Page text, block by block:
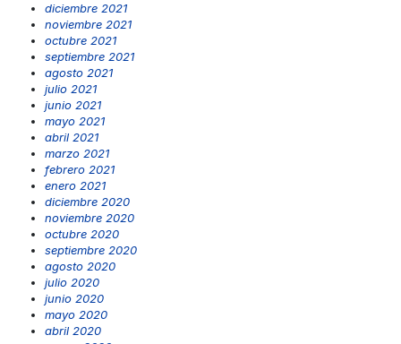
diciembre 2021
noviembre 2021
octubre 2021
septiembre 2021
agosto 2021
julio 2021
junio 2021
mayo 2021
abril 2021
marzo 2021
febrero 2021
enero 2021
diciembre 2020
noviembre 2020
octubre 2020
septiembre 2020
agosto 2020
julio 2020
junio 2020
mayo 2020
abril 2020